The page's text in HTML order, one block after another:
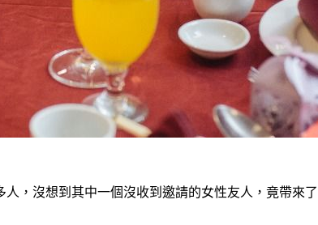
，沒想到其中一個沒收到邀請的女性友人，竟帶來